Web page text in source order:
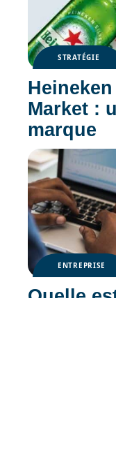
STRATÉGIE
Market :
marque
ENTREPRISE
Quelle